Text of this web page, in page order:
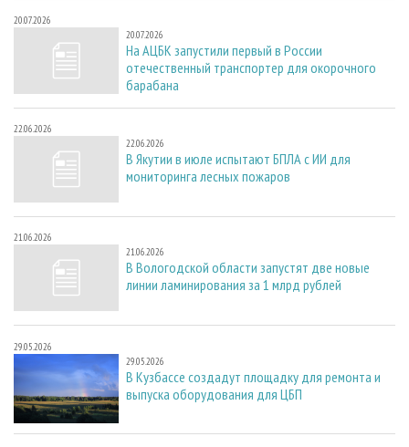
20.07.2026
20.07.2026
На АЦБК запустили первый в России
отечественный транспортер для окорочного
барабана
22.06.2026
22.06.2026
В Якутии в июле испытают БПЛА с ИИ для
мониторинга лесных пожаров
21.06.2026
21.06.2026
В Вологодской области запустят две новые
линии ламинирования за 1 млрд рублей
29.05.2026
29.05.2026
В Кузбассе создадут площадку для ремонта и
выпуска оборудования для ЦБП